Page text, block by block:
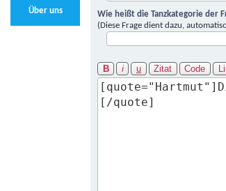
Über uns
Wie heißt die Tanzkategorie der
(Diese Frage dient dazu,